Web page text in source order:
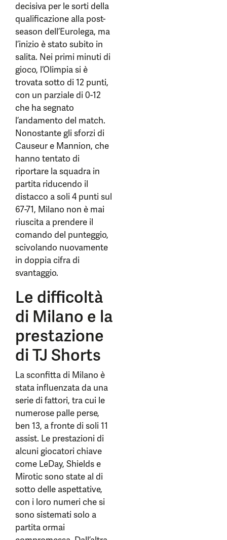
decisiva per le sorti della
qualificazione alla post-
season dell’Eurolega, ma
l’inizio è stato subito in
salita. Nei primi minuti di
gioco, l’Olimpia si è
trovata sotto di 12 punti,
con un parziale di 0-12
che ha segnato
l’andamento del match.
Nonostante gli sforzi di
Causeur e Mannion, che
hanno tentato di
riportare la squadra in
partita riducendo il
distacco a soli 4 punti sul
67-71, Milano non è mai
riuscita a prendere il
comando del punteggio,
scivolando nuovamente
in doppia cifra di
svantaggio.
Le difficoltà
di Milano e la
prestazione
di TJ Shorts
La sconfitta di Milano è
stata influenzata da una
serie di fattori, tra cui le
numerose palle perse,
ben 13, a fronte di soli 11
assist. Le prestazioni di
alcuni giocatori chiave
come LeDay, Shields e
Mirotic sono state al di
sotto delle aspettative,
con i loro numeri che si
sono sistemati solo a
partita ormai